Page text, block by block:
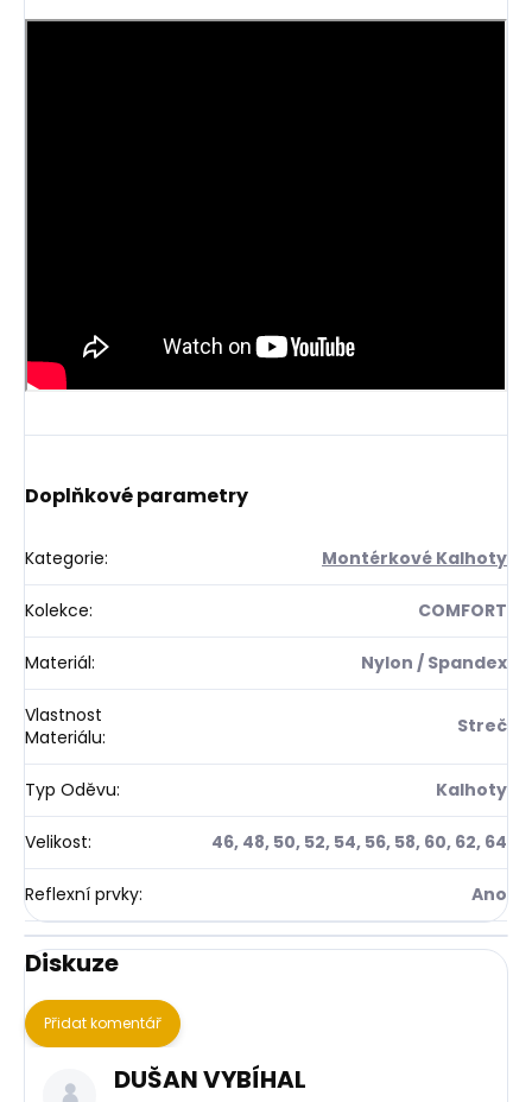
Doplňkové parametry
Kategorie: Montérkové Kalhoty
Kolekce: COMFORT
Materiál: Nylon / Spandex
Vlastnost
Materiálu: Streč
Typ Oděvu: Kalhoty
Velikost: 46, 48, 50, 52, 54, 56, 58, 60, 62, 64
Reflexní prvky: Ano
Diskuze
Přidat komentář
DUŠAN VYBÍHAL